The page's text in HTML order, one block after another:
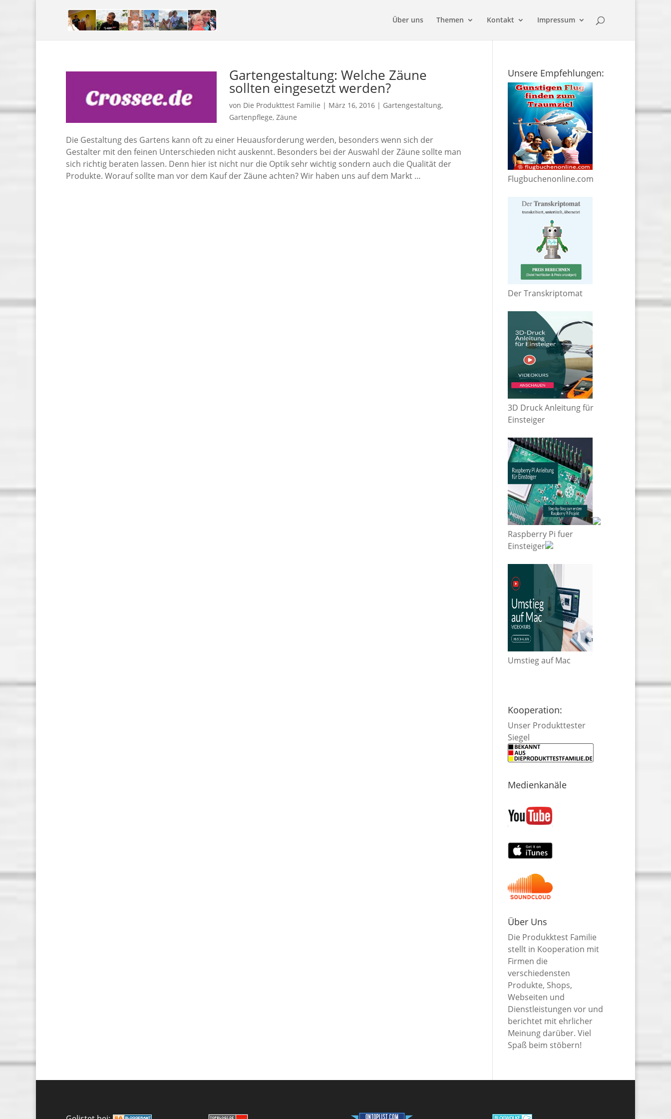
Über uns Themen Kontakt Impressum
Gartengestaltung: Welche Zäune
sollten eingesetzt werden?
von Die Produkttest Familie | März 16, 2016 | Gartengestaltung,
Gartenpflege,Zäune
Die Gestaltung des Gartens kann oft zu einer Heuausforderung werden, besonders wenn sich der
Gestalter mit den feinen Unterschieden nicht auskennt. Besonders bei der Auswahl der Zäune sollte man
sich richtig beraten lassen. Denn hier ist nicht nur die Optik sehr wichtig sondern auch die Qualität der
Produkte. Worauf sollte man vor dem Kauf der Zäune achten? Wir haben uns auf dem Markt …
Unsere Empfehlungen:
Flugbuchenonline.com
Der Transkriptomat
3D Druck Anleitung für
Einsteiger
Raspberry Pi fuer
Einsteiger
Umstieg auf Mac
Kooperation:
Unser Produkttester
Siegel
Medienkanäle
Über Uns
Die Produkktest Familie
stellt in Kooperation mit
Firmen die
verschiedensten
Produkte, Shops,
Webseiten und
Dienstleistungen vor und
berichtet mit ehrlicher
Meinung darüber. Viel
Spaß beim stöbern!